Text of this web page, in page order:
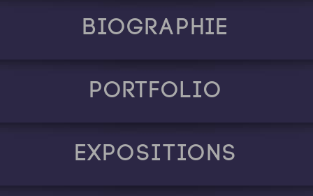
Biographie
Portfolio
Expositions